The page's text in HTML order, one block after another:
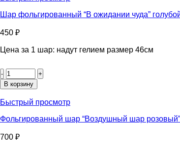
мальчика”
Шар фольгированный “В ожидании чуда”
450 ₽
Цена за 1 шар: надут гелием размер 46см
товара
Шар
"В
чуда"
46см
В корзину
Быстрый просмотр
Фольгированный шар “Воздушный шар
700 ₽